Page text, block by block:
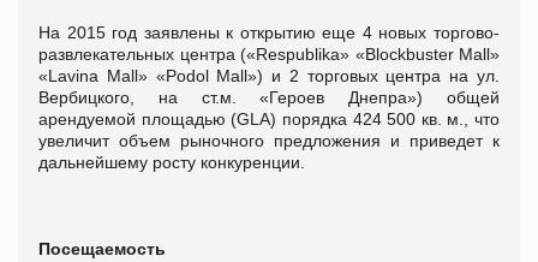
На 2015 год заявлены к открытию еще 4 новых торгово-
развлекательных центра («Respublika» «Blockbuster Mall»
«Lavina Mall» «Podol Mall») и 2 торговых центра на ул.
Вербицкого, на ст.м. «Героев Днепра») общей
арендуемой площадью (GLA) порядка 424 500 кв. м., что
увеличит объем рыночного предложения и приведет к
дальнейшему росту конкуренции.
Посещаемость